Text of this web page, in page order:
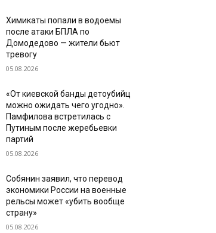
Химикаты попали в водоемы
после атаки БПЛА по
Домодедово — жители бьют
тревогу
05.08.2026
«От киевской банды детоубийц
можно ожидать чего угодно».
Памфилова встретилась с
Путиным после жеребьевки
партий
05.08.2026
Собянин заявил, что перевод
экономики России на военные
рельсы может «убить вообще
страну»
05.08.2026